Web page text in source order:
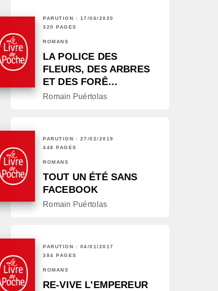
PARUTION : 17/06/2020
320 PAGES
ROMANS
LA POLICE DES
FLEURS, DES ARBRES
ET DES FORÊ…
Romain Puértolas
PARUTION : 27/02/2019
448 PAGES
ROMANS
TOUT UN ÉTÉ SANS
FACEBOOK
Romain Puértolas
PARUTION : 04/01/2017
384 PAGES
ROMANS
RE-VIVE L'EMPEREUR